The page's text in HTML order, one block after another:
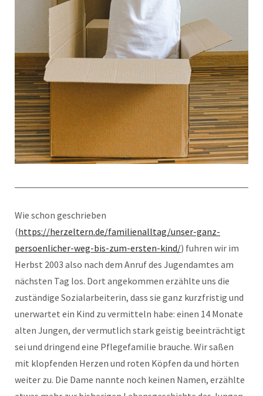
Wie schon geschrieben
(https://herzeltern.de/familienalltag/unser-ganz-
persoenlicher-weg-bis-zum-ersten-kind/) fuhren wir im
Herbst 2003 also nach dem Anruf des Jugendamtes am
nächsten Tag los. Dort angekommen erzählte uns die
zuständige Sozialarbeiterin, dass sie ganz kurzfristig und
unerwartet ein Kind zu vermitteln habe: einen 14 Monate
alten Jungen, der vermutlich stark geistig beeinträchtigt
sei und dringend eine Pflegefamilie brauche. Wir saßen
mit klopfenden Herzen und roten Köpfen da und hörten
weiter zu. Die Dame nannte noch keinen Namen, erzählte